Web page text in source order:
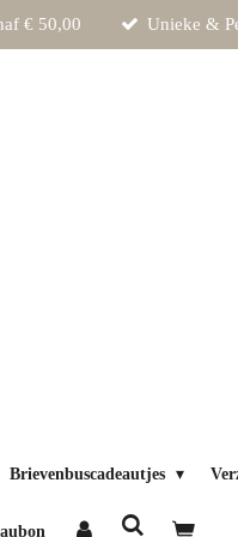
€ 50,00 Unieke &
Brievenbuscadeautjes